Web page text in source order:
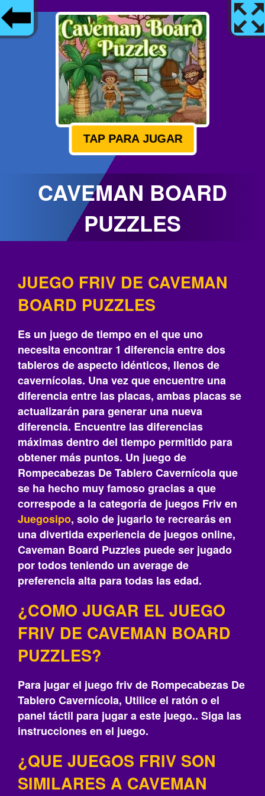
TAP PARA JUGAR
CAVEMAN BOARD
PUZZLES
JUEGO FRIV DE CAVEMAN
BOARD PUZZLES
Es un juego de tiempo en el que uno
necesita encontrar 1 diferencia entre dos
tableros de aspecto idénticos, llenos de
cavernícolas. Una vez que encuentre una
diferencia entre las placas, ambas placas se
actualizarán para generar una nueva
diferencia. Encuentre las diferencias
máximas dentro del tiempo permitido para
obtener más puntos. Un juego de
Rompecabezas De Tablero Cavernícola que
se ha hecho muy famoso gracias a que
correspode a la categoría de juegos Friv en
Juegosipo, solo de jugarlo te recrearás‎ en
una divertida experiencia de juegos online,
Caveman Board Puzzles puede ser jugado
por todos teniendo un average de
preferencia alta para todas las edad.
¿COMO JUGAR EL JUEGO
FRIV DE CAVEMAN BOARD
PUZZLES?
Para jugar el juego friv de Rompecabezas De
Tablero Cavernícola, Utilice el ratón o el
panel táctil para jugar a este juego.. Siga las
instrucciones en el juego.
¿QUE JUEGOS FRIV SON
SIMILARES A CAVEMAN